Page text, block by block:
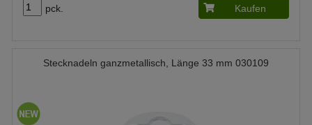
pck. Kaufen
Stecknadeln ganzmetallisch, Länge 33 mm 030109